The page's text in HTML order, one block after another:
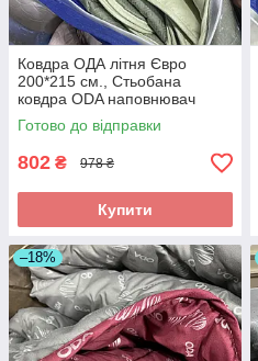
Ковдра ОДА літня Євро
200*215 см., Стьобана
ковдра ODA наповнювач
хлопок - Хлопкопон
Готово до відправки
802 ₴ 978 ₴
Купити
–18%